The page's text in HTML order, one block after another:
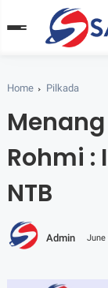
Home Pilkada
Rohmi :
NTB
Admin June